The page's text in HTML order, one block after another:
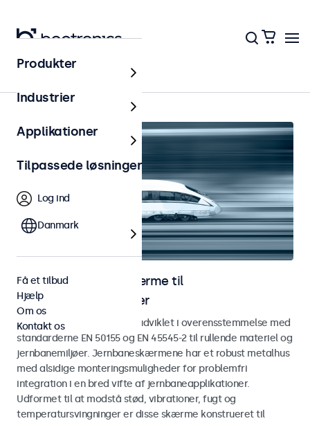
Hjem
Skærme og touchskærme til
jernbaneapplikationer
Skærme og touchskærme udviklet i overensstemmelse med
standarderne EN 50155 og EN 45545-2 til rullende materiel og
jernbanemiljøer. Jernbaneskærmene har et robust metalhus
med alsidige monteringsmuligheder for problemfri
integration i en bred vifte af jernbaneapplikationer.
Udformet til at modstå stød, vibrationer, fugt og
temperatursvingninger er disse skærme konstrueret til
Produkter
Industrier
Applikationer
Tilpassede løsninger
Log ind
Danmark
Få et tilbud
Hjælp
Om os
Kontakt os